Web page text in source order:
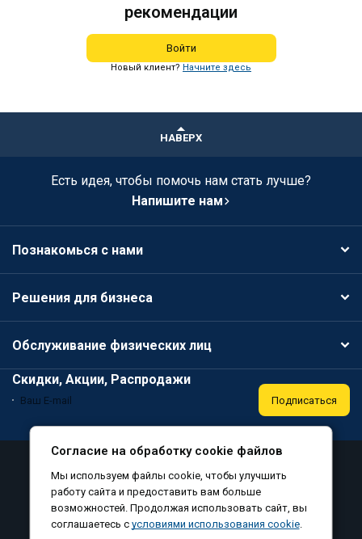
рекомендации
Войти
Новый клиент? Начните здесь
НАВЕРХ
Есть идея, чтобы помочь нам стать лучше?
Напишите нам
Познакомься с нами
Решения для бизнеса
Обслуживание физических лиц
Скидки, Акции, Распродажи
Подписаться
Политика конфиденциальности
Соглашение на обработку персональных данных
Согласие на обработку файлов cookie
Согласие на обработку cookie файлов
Мы используем файлы cookie, чтобы улучшить
работу сайта и предоставить вам больше
возможностей. Продолжая использовать сайт, вы
соглашаетесь с условиями использования cookie.